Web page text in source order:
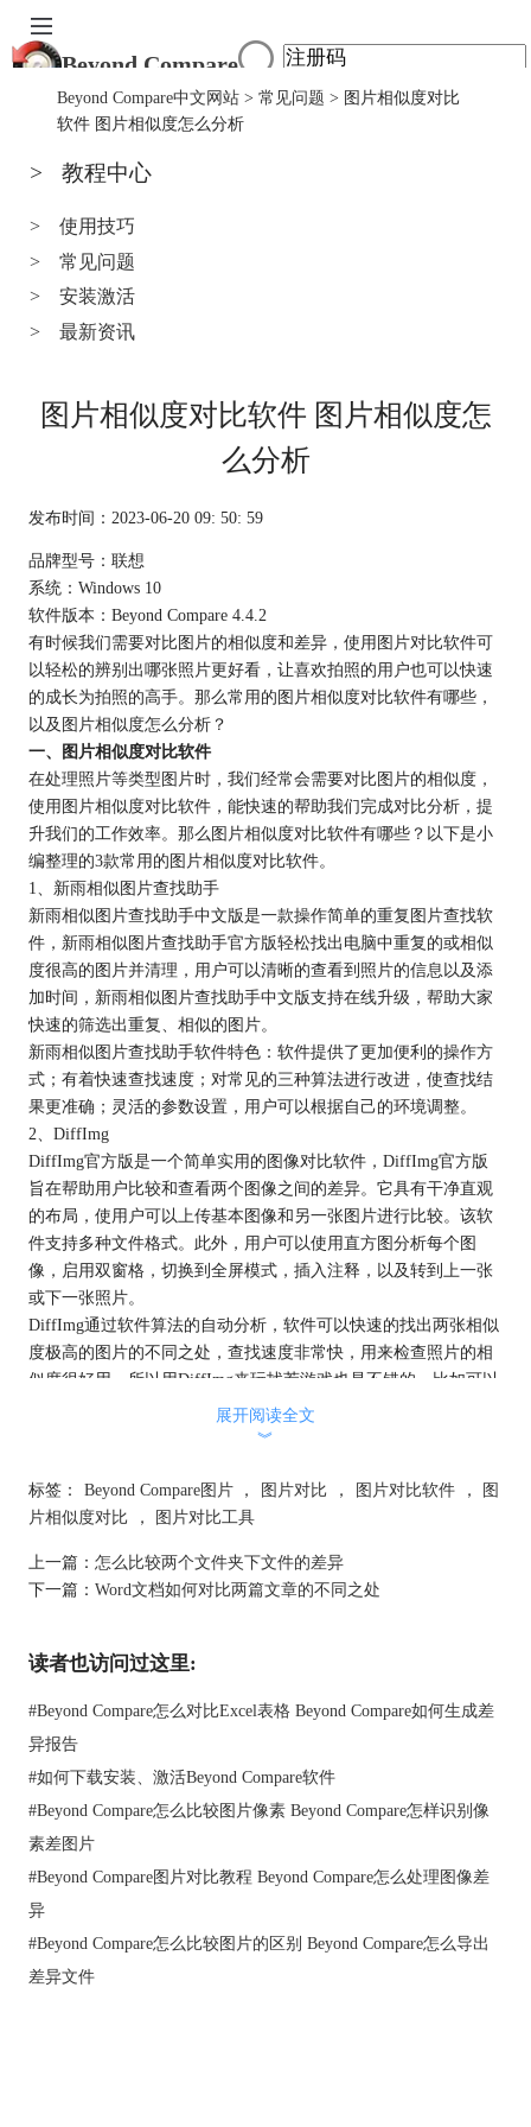
Beyond Compare
首页
服务中心
Beyond Compare中文网站> 常见问题 > 图片相似度对比
软件 图片相似度怎么分析
> 教程中心
>
使用技巧
>
常见问题
>
安装激活
>
最新资讯
图片相似度对比软件 图片相似度怎
么分析
发布时间：2023-06-20 09: 50: 59
品牌型号：联想
系统：Windows 10
软件版本：Beyond Compare 4.4.2
有时候我们需要对比图片的相似度和差异，使用图片对比软件可
以轻松的辨别出哪张照片更好看，让喜欢拍照的用户也可以快速
的成长为拍照的高手。那么常用的图片相似度对比软件有哪些，
以及图片相似度怎么分析？
一、图片相似度对比软件
在处理照片等类型图片时，我们经常会需要对比图片的相似度，
使用图片相似度对比软件，能快速的帮助我们完成对比分析，提
升我们的工作效率。那么图片相似度对比软件有哪些？以下是小
编整理的3款常用的图片相似度对比软件。
1、新雨相似图片查找助手
新雨相似图片查找助手中文版是一款操作简单的重复图片查找软
件，新雨相似图片查找助手官方版轻松找出电脑中重复的或相似
度很高的图片并清理，用户可以清晰的查看到照片的信息以及添
加时间，新雨相似图片查找助手中文版支持在线升级，帮助大家
快速的筛选出重复、相似的图片。
新雨相似图片查找助手软件特色：软件提供了更加便利的操作方
式；有着快速查找速度；对常见的三种算法进行改进，使查找结
果更准确；灵活的参数设置，用户可以根据自己的环境调整。
2、DiffImg
DiffImg官方版是一个简单实用的图像对比软件，DiffImg官方版
旨在帮助用户比较和查看两个图像之间的差异。它具有干净直观
的布局，使用户可以上传基本图像和另一张图片进行比较。该软
件支持多种文件格式。此外，用户可以使用直方图分析每个图
像，启用双窗格，切换到全屏模式，插入注释，以及转到上一张
或下一张照片。
DiffImg通过软件算法的自动分析，软件可以快速的找出两张相似
度极高的图片的不同之处，查找速度非常快，用来检查照片的相
似度很好用。所以用DiffImg来玩找茬游戏也是不错的，比如可以
用来作为大家来找茬游戏的外挂辅助工具。
Beyond Compare 是一款专业且强大的文件对比工具。Beyond
Compare 可以让你快速，方便地比较你的文件和文件夹。软件操
作简单，但功能强大。Beyond Compare 除了可以比较文件，还可
以合并更改，同步文件，并记录报告。
Beyond Compare软件优点：
智能的比较工具
只需用简单的操作命令，即可开启对比，找出你感兴趣的差异，
展开阅读全文
︾
标签： Beyond Compare图片 ， 图片对比 ， 图片对比软件 ，
图
片相似度对比
， 图片对比工具
上一篇： 怎么比较两个文件夹下文件的差异
下一篇： Word文档如何对比两篇文章的不同之处
读者也访问过这里:
#Beyond Compare怎么对比Excel表格 Beyond Compare如何生成差
异报告
#如何下载安装、激活Beyond Compare软件
#Beyond Compare怎么比较图片像素 Beyond Compare怎样识别像
素差图片
#Beyond Compare图片对比教程 Beyond Compare怎么处理图像差
异
#Beyond Compare怎么比较图片的区别 Beyond Compare怎么导出
差异文件